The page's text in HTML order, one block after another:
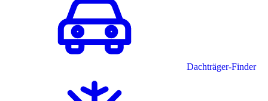
Dachträger-Finder